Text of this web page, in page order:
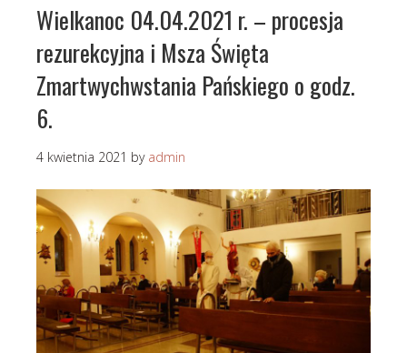
Wielkanoc 04.04.2021 r. – procesja
rezurekcyjna i Msza Święta
Zmartwychwstania Pańskiego o godz.
6.
4 kwietnia 2021 by admin